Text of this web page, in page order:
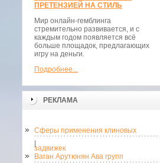
ПРЕТЕНЗИЕЙ НА СТИЛЬ
Мир онлайн-гемблинга
стремительно развивается, и с
каждым годом появляется всё
больше площадок, предлагающих
игру на деньги.
Подробнее...
РЕКЛАМА
Сферы применения клиновых
задвижек
Ваган Арутюнян Ава групп